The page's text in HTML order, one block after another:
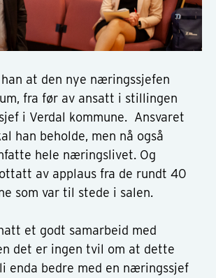
at den nye næringssjefen
fra før av ansatt i stillingen
i Verdal kommune. Ansvaret
han beholde, men nå også
hele næringslivet. Og
av applaus fra de rundt 40
som var til stede i salen.
et godt samarbeid med
det er ingen tvil om at dette
enda bedre med en næringssjef